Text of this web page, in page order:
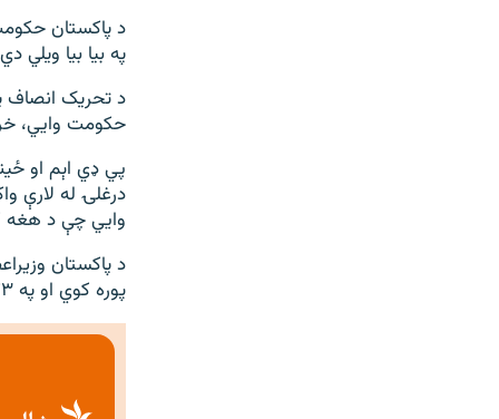
د پاکستان
په بیا بیا
د تحریک انصاف
حکومت وايي،
درغلۍ له لارې
وايي چې د هغه
د پاکستان
پوره کوي او په ۲۰۲۳ز کال کې به بیا انتخابات کېږي.